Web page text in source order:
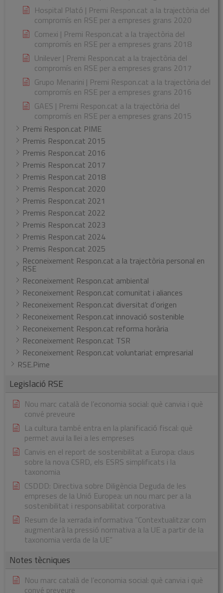
Hospital Plató | Premi Respon.cat a la trajectòria del
compromís en RSE per a empreses grans 2020
Comexi | Premi Respon.cat a la trajectòria del
compromís en RSE per a empreses grans 2018
Unilever | Premi Respon.cat a la trajectòria del
compromís en RSE per a empreses grans 2017
Grupo Menarini | Premi Respon.cat a la trajectòria del
compromís en RSE per a empreses grans 2016
GAES | Premi Respon.cat a la trajectòria del
compromís en RSE per a empreses grans 2015
Premi Respon.cat PIME
Premis Respon.cat 2015
Premis Respon.cat 2016
Premis Respon.cat 2017
Premis Respon.cat 2018
Premis Respon.cat 2020
Premis Respon.cat 2021
Premis Respon.cat 2022
Premis Respon.cat 2023
Premis Respon.cat 2024
Premis Respon.cat 2025
Reconeixement Respon.cat a la trajectòria personal en
RSE
Reconeixement Respon.cat ambiental
Reconeixement Respon.cat comunitat i aliances
Reconeixement Respon.cat diversitat d’origen
Reconeixement Respon.cat innovació sostenible
Reconeixement Respon.cat reforma horària
Reconeixement Respon.cat TSR
Reconeixement Respon.cat voluntariat empresarial
RSE.Pime
Legislació RSE
Nou marc català de l’economia social: què canvia i què
convé preveure
La cultura també entra en la planificació fiscal: què
permet avui la llei a les empreses
Canvis en el report de sostenibilitat a Europa: claus
sobre la nova CSRD, els ESRS simplificats i la
taxonomia
CSDDD: Directiva sobre Diligència Deguda de les
empreses de la Unió Europea: un nou marc per a la
sostenibilitat i responsabilitat corporativa
Resum de la xerrada informativa “Contextualitzar com
augmentarà la pressió normativa a la UE a partir de la
taxonomia verda de la UE”
Notes tècniques
Nou marc català de l’economia social: què canvia i què
convé preveure